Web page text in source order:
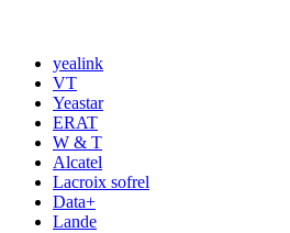
yealink
VT
Yeastar
ERAT
W & T
Alcatel
Lacroix sofrel
Data+
Lande